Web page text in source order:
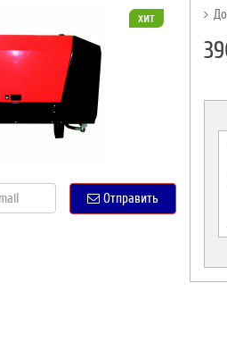
хит
Отправить